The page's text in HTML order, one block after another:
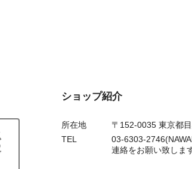
ショップ紹介
所在地
〒152-0035 東京都
TEL
03-6303-
連絡をお願い致しま